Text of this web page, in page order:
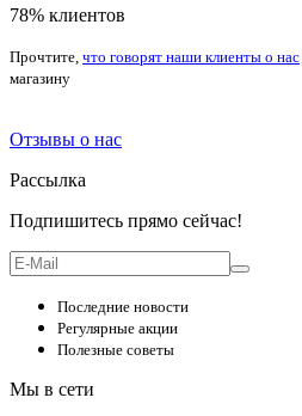
78% клиентов
Прочтите, что говорят наши клиенты о нас
магазину
Отзывы о нас
Рассылка
Подпишитесь прямо сейчас!
Последние новости
Регулярные акции
Полезные советы
Мы в сети